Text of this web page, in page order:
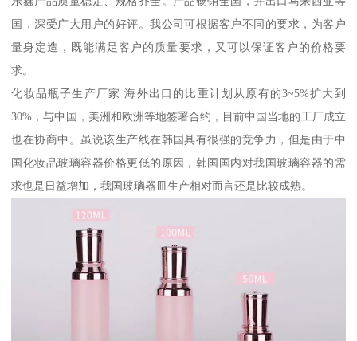
国，深受广大用户的好评。我公司可根据客户不同的要求，为客户
量身定造，既能满足客户的质量要求，又可以保证客户的价格要
求。
化妆品瓶子生产厂家 海外出口的比重计划从原有的3~5%扩大到
30%，与中国，美洲和欧洲等地签署合约，目前中国当地的工厂成立
也在协商中。虽说该生产线在韩国具有很强的竞争力，但是由于中
国化妆品玻璃容器价格更低的原因，韩国国内对我国玻璃容器的需
求也是日益增加，我国玻璃器皿生产相对而言还是比较成熟。